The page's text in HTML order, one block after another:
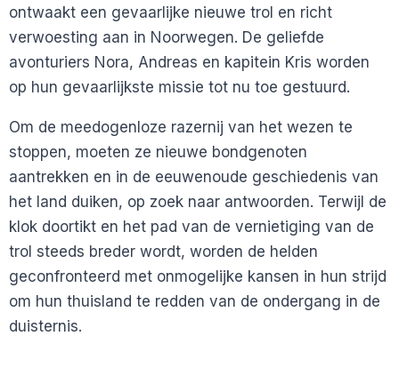
ontwaakt een gevaarlijke nieuwe trol en richt
verwoesting aan in Noorwegen. De geliefde
avonturiers Nora, Andreas en kapitein Kris worden
op hun gevaarlijkste missie tot nu toe gestuurd.
Om de meedogenloze razernij van het wezen te
stoppen, moeten ze nieuwe bondgenoten
aantrekken en in de eeuwenoude geschiedenis van
het land duiken, op zoek naar antwoorden. Terwijl de
klok doortikt en het pad van de vernietiging van de
trol steeds breder wordt, worden de helden
geconfronteerd met onmogelijke kansen in hun strijd
om hun thuisland te redden van de ondergang in de
duisternis.